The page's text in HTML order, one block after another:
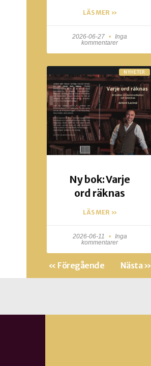
LÄS MER »
2026-06-27
Inga
kommentarer
NYHETER
Ny bok: Varje
ord räknas
LÄS MER »
2026-06-11
Inga
kommentarer
« Föregående Nästa »